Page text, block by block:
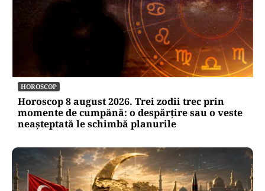
HOROSCOP
Horoscop 8 august 2026. Trei zodii trec prin
momente de cumpănă: o despărțire sau o veste
neașteptată le schimbă planurile